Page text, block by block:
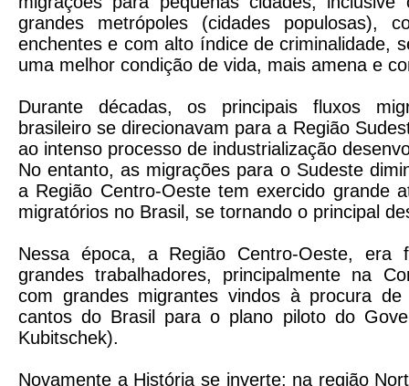
grandes metrópoles (cidades populosas),
enchentes e com alto índice de criminalidade,
uma melhor condição de vida, mais amena e
Durante décadas, os principais fluxos
brasileiro se direcionavam para a Região
ao intenso processo de industrialização
No entanto, as migrações para o Sudeste
a Região Centro-Oeste tem exercido grande
migratórios no Brasil, se tornando o principal
Nessa época, a Região Centro-Oeste, era
grandes trabalhadores, principalmente na
com grandes migrantes vindos à procura
cantos do Brasil para o plano piloto do
Kubitschek).
Novamente a História se inverte; na região